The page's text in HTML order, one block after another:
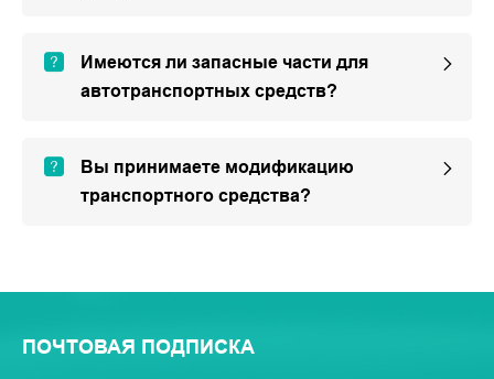
Имеются ли запасные части для
автотранспортных средств?
Вы принимаете модификацию
транспортного средства?
ПОЧТОВАЯ ПОДПИСКА